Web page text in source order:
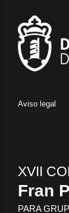
Aviso legal
XVII
Fran
PARA